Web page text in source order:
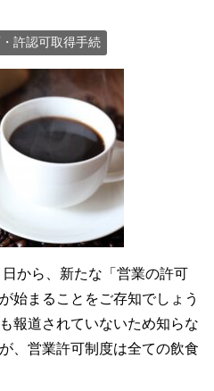
許認可取得手続
から、新たな「営業の許可
始まることをご存知でしょう
報道されていないため知らな
、営業許可制度は全ての飲食